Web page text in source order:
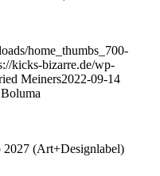
home_thumbs_700-
kicks-bizarre.de/wp-
Meiners2022-09-14
2027 (Art+Designlabel)